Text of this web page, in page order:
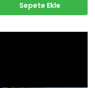
Sepete Ekle